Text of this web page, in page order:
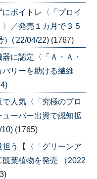
ボイトレ〈「プロイ
／発売１カ月で３５
）('22/04/22) (1767)
に認定〈「Ａ・Ａ・
リーを助ける繊維
人気〈「究極のブロ
ーバー出資で認知拡
10) (1765)
う【〈「グリーンア
葉植物を発売 （2022